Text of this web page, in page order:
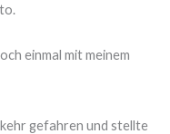
einmal mit meinem
gefahren und stellte